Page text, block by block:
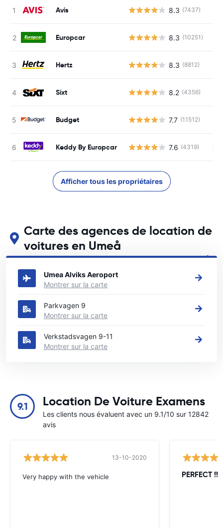
Avis 8.3 (7437)
Europcar 8.3 (10251)
Hertz 8.3 (8812)
Sixt 8.2 (4356)
Budget 7.7 (11512)
Keddy By Europcar 7.6 (4319)
Afficher tous les propriétaires
Carte des agences de location de
voitures en Umeå
Voir nos principales agences de location de voitures en Umeå
Umea Alviks Aeroport
Montrer sur la carte
Parkvagen 9
Montrer sur la carte
Verkstadsvagen 9-11
Montrer sur la carte
9.1 Location De Voiture Examens
Les clients nous évaluent avec un 9.1/10 sur 12842
avis
13-10-2020
Very happy with the vehicle PERFECT